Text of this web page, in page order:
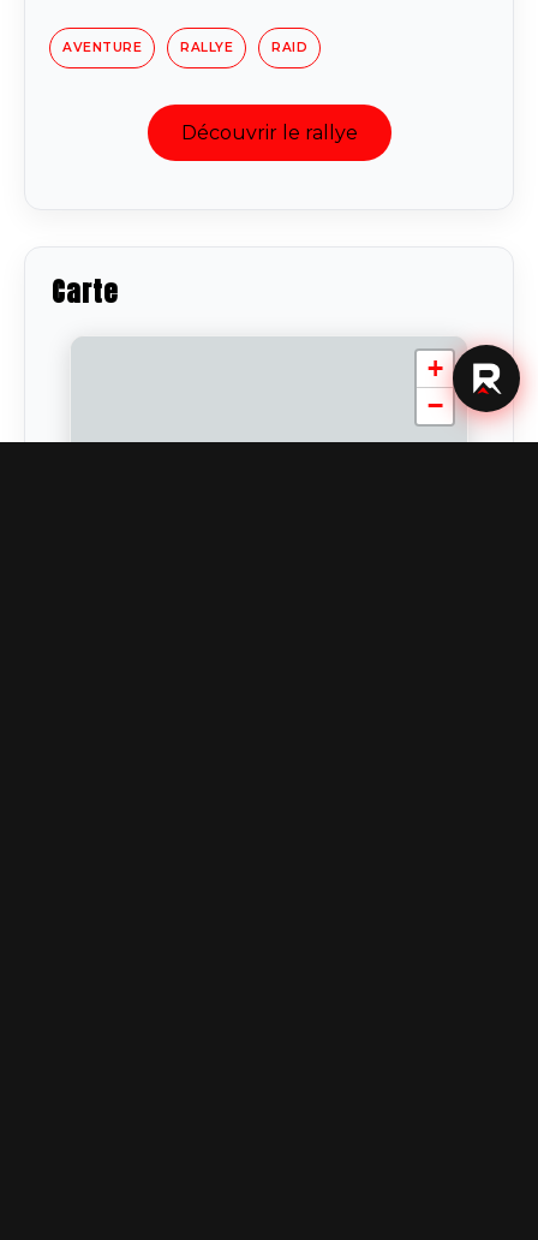
AVENTURE RALLYE RAID
Découvrir le rallye
Carte
+
−